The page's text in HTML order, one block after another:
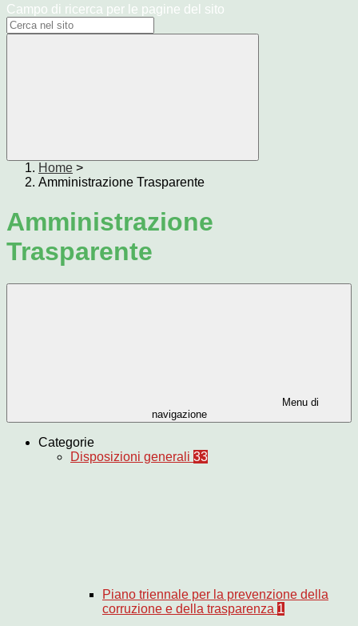
Campo di ricerca per le pagine del sito
Home >
Amministrazione Trasparente
Amministrazione
Trasparente
Menu di
navigazione
Categorie
Disposizioni generali 33
Piano triennale per la prevenzione della
corruzione e della trasparenza 1